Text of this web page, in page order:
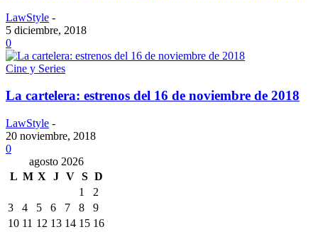
LawStyle -
5 diciembre, 2018
0
Cine y Series
La cartelera: estrenos del 16 de noviembre de 2018
LawStyle -
20 noviembre, 2018
0
agosto 2026
L M X J V S D
1
2
3
4 5 6 7 8
9
10 11 12 13 14 15 16